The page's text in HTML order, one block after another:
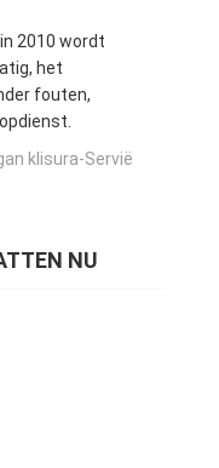
2010 wordt
het
fouten,
klisura-Servië
NU